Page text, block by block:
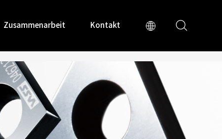
Zusammenarbeit Kontakt